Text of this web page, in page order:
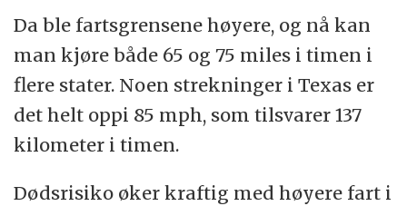
Da ble fartsgrensene høyere, og nå kan
man kjøre både 65 og 75 miles i timen i
flere stater. Noen strekninger i Texas er
det helt oppi 85 mph, som tilsvarer 137
kilometer i timen.
Dødsrisiko øker kraftig med høyere fart i